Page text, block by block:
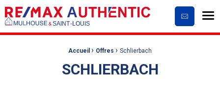
Accueil › Offres › Schlierbach
SCHLIERBACH